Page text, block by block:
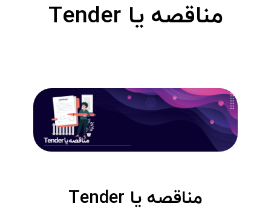
مناقصه یا Tender
مناقصه یا Tender